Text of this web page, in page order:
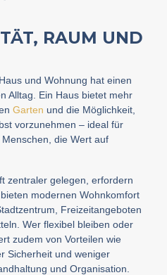
RAUM UND
und Wohnung hat einen
Alltag. Ein Haus bietet mehr
Garten und die Möglichkeit,
vorzunehmen – ideal für
die Wert auf
zentraler gelegen, erfordern
modernen Wohnkomfort
Freizeitangeboten
Wer flexibel bleiben oder
zudem von Vorteilen wie
Sicherheit und weniger
und Organisation.